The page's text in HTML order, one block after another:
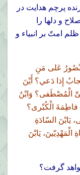
پرچم هدايت در
و دلها را
امتّ بر انبياء و
عَلى مَنِ
إِذا دَعي؟ أَيْنَ
الْمُصْطَفى؟ وَابْنُ
فاطِمَةَ الْكُبْرى؟
يَابْنَ السّادَةِ
الْمَهْدِيّينَ، يَابْنَ
گرفت؟